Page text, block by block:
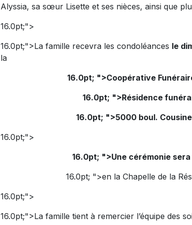
Alyssia, sa sœur Lisette et ses nièces, ainsi que
16.0pt;">
16.0pt;">La famille recevra les condoléances le
la
16.0pt; ">Coopérative
16.0pt; ">Résidence
16.0pt; ">5000 boul.
16.0pt;">
16.0pt; ">Une cérémonie
16.0pt; ">en la Chapelle de la
16.0pt;">
16.0pt;">La famille tient à remercier l’équipe des